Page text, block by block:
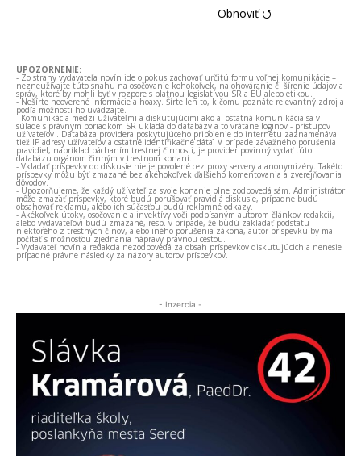
Obnoviť ⭯
UPOZORNENIE:
- Zo strany vydavateľa novín ide o pokus zachovať určitú formu voľnej komunikácie –
nezneužívajte túto snahu na osočovanie kohokoľvek, na ohováranie či šírenie údajov a
správ, ktoré by mohli byť v rozpore s platnou legislatívou SR a EÚ alebo etikou.
- Nešírte neoverené informácie a hoaxy. Šírte len to, k čomu poznáte relevantný zdroj a
podľa možnosti ho uvádzajte.
- Komunikácia medzi užívateľmi a diskutujúcimi ako aj ostatná komunikácia sa v
súlade s právnym poriadkom SR ukladá do databázy a to vrátane loginov - prístupov
užívateľov . Databáza providera poskytujúceho pripojenie do internetu zaznamenáva
tiež IP adresy užívateľov a ostatné identifikačné dáta. V prípade závažného porušenia
pravidiel, napríklad páchaním trestnej činnosti, je provider povinný vydať túto
databázu orgánom činným v trestnom konaní.
- Vkladať príspevky do diskusie nie je povolené cez proxy servery a anonymizéry. Takéto
príspevky môžu byť zmazané bez akéhokoľvek ďalšieho komentovania a zverejňovania
dôvodov.
- Upozorňujeme, že každý užívateľ za svoje konanie plne zodpovedá sám. Administrátor
môže zmazať príspevky, ktoré budú porušovať pravidlá diskusie, prípadne budú
obsahovať reklamu, alebo ich súčasťou budú reklamné odkazy.
- Akékoľvek útoky, osočovanie a invektívy voči podpísaným autorom článkov redakcii,
alebo vydavateľovi budú zmazané, resp. v prípade, že budú zakladať podstatu
niektorého z trestných činov, alebo iného porušenia zákona, autor príspevku by mal
počítať s možnosťou zjednania nápravy právnou cestou.
- Vydavateľ novín a redakcia nezodpovedá za obsah príspevkov diskutujúcich a nenesie
prípadné právne následky za názory autorov príspevkov.
- Inzercia -